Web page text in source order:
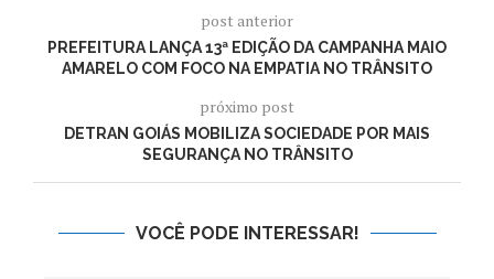
post anterior
PREFEITURA LANÇA 13ª EDIÇÃO DA CAMPANHA MAIO
AMARELO COM FOCO NA EMPATIA NO TRÂNSITO
próximo post
DETRAN GOIÁS MOBILIZA SOCIEDADE POR MAIS
SEGURANÇA NO TRÂNSITO
VOCÊ PODE INTERESSAR!